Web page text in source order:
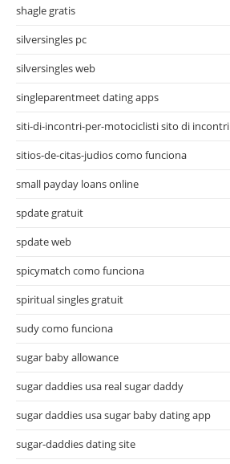
shagle gratis
silversingles pc
silversingles web
singleparentmeet dating apps
siti-di-incontri-per-motociclisti sito di incontri
sitios-de-citas-judios como funciona
small payday loans online
spdate gratuit
spdate web
spicymatch como funciona
spiritual singles gratuit
sudy como funciona
sugar baby allowance
sugar daddies usa real sugar daddy
sugar daddies usa sugar baby dating app
sugar-daddies dating site